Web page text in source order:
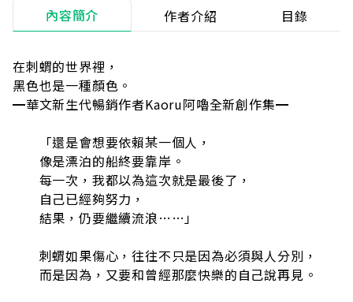
內容簡介 作者介紹 目錄
在刺蝟的世界裡，
黑色也是一種顏色。
━華文新生代暢銷作者Kaoru阿嚕全新創作集━
「還是會想要依賴某一個人，
像是漂泊的船終要靠岸。
每一次，我都以為這次就是最後了，
自己已經夠努力，
結果，仍要繼續流浪……」
刺蝟如果傷心，往往不只是因為必須與人分別，
而是因為，又要和曾經那麼快樂的自己說再見。